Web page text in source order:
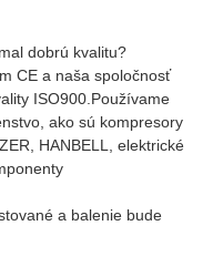
dobrú kvalitu?
CE a naša spoločnosť
ISO900.Používame
ako sú kompresory
HANBELL, elektrické
a balenie bude